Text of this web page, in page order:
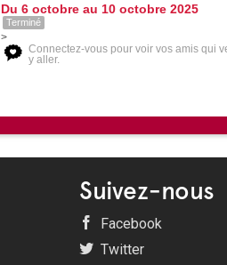
Du 6 octobre au 10 octobre 2025
Terminé
>
Connectez-vous pour voir vos amis qui
y aller.
Suivez-nous
Facebook
Twitter